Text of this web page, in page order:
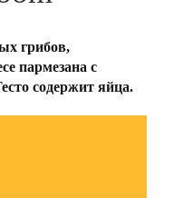
грибов,
пармезана с
содержит яйца.